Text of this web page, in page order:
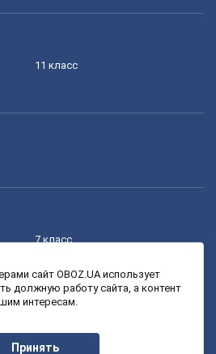
11 класс
7 класс
9 класс
сайт OBOZ.UA использует
должную работу сайта, а контент
интересам.
Принять